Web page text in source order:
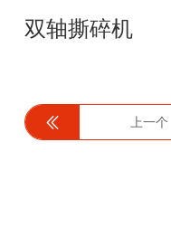
双轴撕碎机
上一个